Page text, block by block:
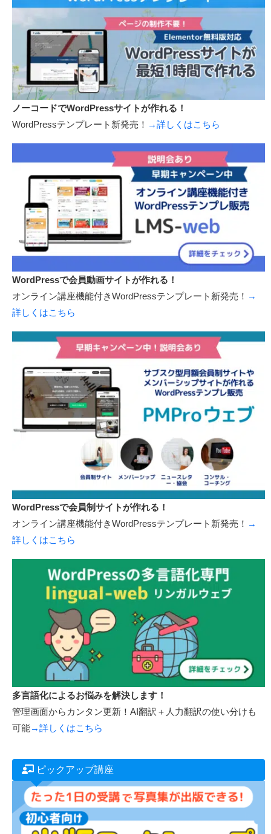
ノーコードでWordPressサイトが作れる！
WordPressテンプレート新発売！ →詳しくはこちら
WordPressで会員動画サイトが作れる！
オンライン講座機能付きWordPressテンプレート新発売！ →
詳しくはこちら
WordPressで会員制サイトが作れる！
オンライン講座機能付きWordPressテンプレート新発売！ →
詳しくはこちら
多言語化によるお悩みを解決します！
管理画面からカンタン更新！AI翻訳＋人力翻訳の使い分けも
可能→詳しくはこちら
ピックアップ講座